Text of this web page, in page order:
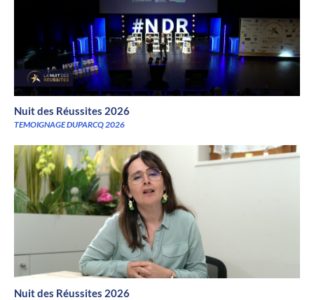
Nuit des Réussites 2026
TEMOIGNAGE DUPARCQ 2026
Nuit des Réussites 2026